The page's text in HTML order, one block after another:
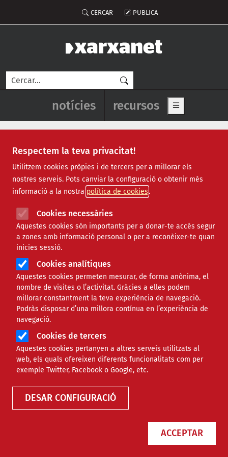
Respectem la teva privacitat!
Utilitzem cookies pròpies i de tercers per a millorar els
nostres serveis. Pots canviar la configuració o obtenir més
informació a la nostra política de cookies
Cookies necessàries
Aquestes cookies són importants per a donar-te accés segur
a zones amb informació personal o per a reconèixer-te quan
inicies sessió.
Cookies analítiques
Aquestes cookies permeten mesurar, de forma anònima, el
nombre de visites o l’activitat. Gràcies a elles podem
millorar constantment la teva experiència de navegació.
Podràs disposar d’una millora contínua en l’experiència de
navegació.
Cookies de tercers
Aquestes cookies pertanyen a altres serveis utilitzats al
web, els quals ofereixen diferents funcionalitats com per
exemple Twitter, Facebook o Google, etc.
DESAR CONFIGURACIÓ
ACCEPTAR
Menú del compte d'usuari
CERCAR PUBLICA
Cerca
Navegació principal de
notícies recursos Show main
contractació pública
Neix l’Oficina de Contractació
Estratègica